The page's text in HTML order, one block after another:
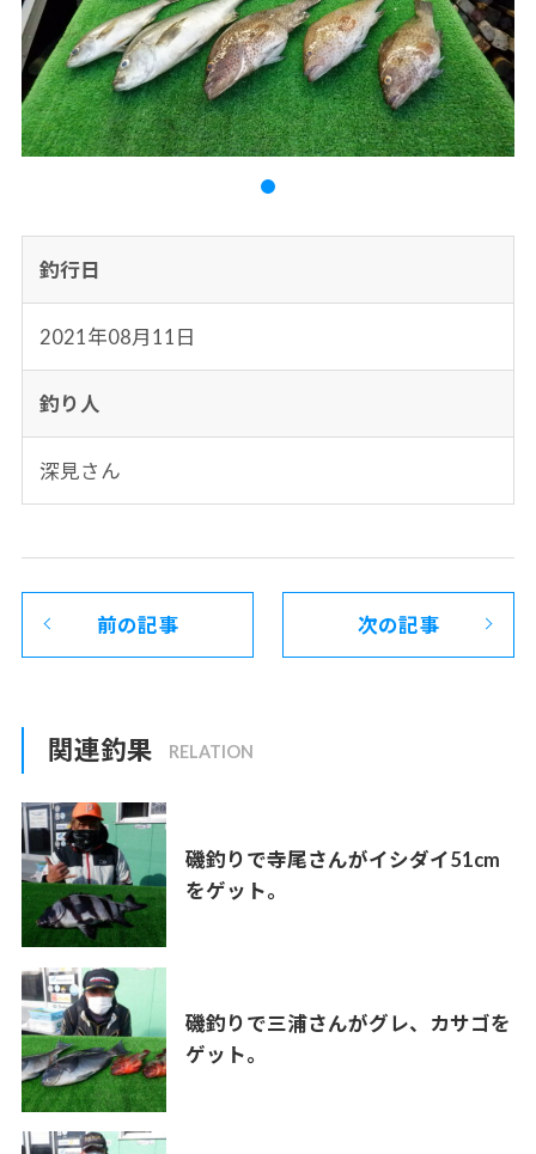
釣行日
2021年08月11日
釣り人
深見さん
前の記事 次の記事
関連釣果
磯釣りで寺尾さんがイシダイ51cm
をゲット。
磯釣りで三浦さんがグレ、カサゴを
ゲット。